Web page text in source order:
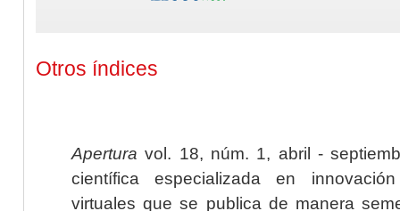
Otros índices
Apertura vol. 18, núm. 1, abril -
científica especializada en
virtuales que se publica de manera